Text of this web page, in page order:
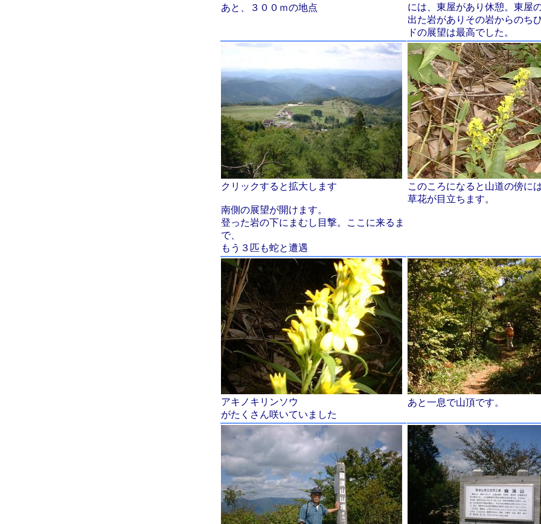
あと、３００ｍの地点
には、東屋があり休憩。東屋
出た岩がありその岩からのち
ドの展望は最高でした。
クリックすると拡大します
南側の展望が開けます。
登った岩の下にまむし目撃。ここに来るま
で、
もう３匹も蛇と遭遇
このころになると山道の傍に
草花が目立ちます。
アキノキリンソウ
がたくさん咲いていました
あと一息で山頂です。